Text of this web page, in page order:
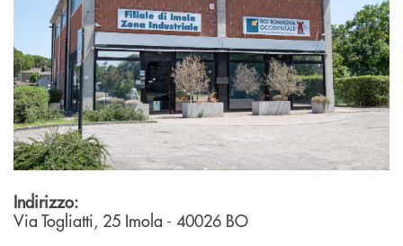
Indirizzo:
Via Togliatti, 25 Imola - 40026 BO